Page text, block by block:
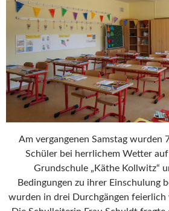
Am vergangenen Samstag wurden
Schüler bei herrlichem Wetter
Grundschule „Käthe Kollwitz“
Bedingungen zu ihrer Einschulung
wurden in drei Durchgängen feierlich